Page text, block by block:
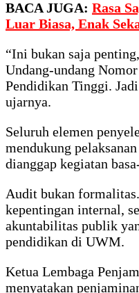
BACA JUGA: Rasa
Luar Biasa, Enak
“Ini bukan saja
Undang-undang
Pendidikan Tinggi.
ujarnya.
Seluruh elemen
mendukung
dianggap kegiatan
Audit bukan
kepentingan internal,
akuntabilitas publik
pendidikan di UWM.
Ketua Lembaga
menyatakan